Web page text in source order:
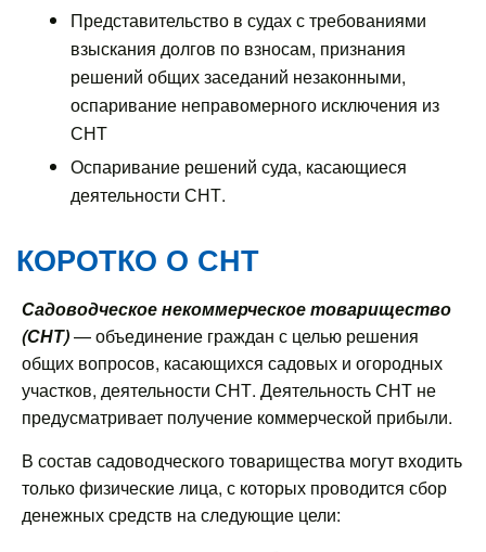
Представительство в судах с требованиями
взыскания долгов по взносам, признания
решений общих заседаний незаконными,
оспаривание неправомерного исключения из
СНТ
Оспаривание решений суда, касающиеся
деятельности СНТ.
КОРОТКО О СНТ
Садоводческое некоммерческое товарищество
(СНТ)— объединение граждан с целью решения
общих вопросов, касающихся садовых и огородных
участков, деятельности СНТ. Деятельность СНТ не
предусматривает получение коммерческой прибыли.
В состав садоводческого товарищества могут входить
только физические лица, с которых проводится сбор
денежных средств на следующие цели: